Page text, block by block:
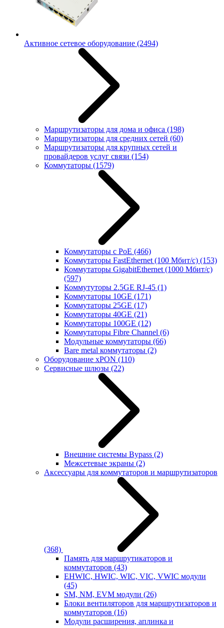
Активное сетевое оборудование (2494)
Маршрутизаторы для дома и офиса (198)
Маршрутизаторы для средних сетей (60)
Маршрутизаторы для крупных сетей и
провайдеров услуг связи (154)
Коммутаторы (1579)
Коммутаторы с PoE (466)
Коммутаторы FastEthernet (100 Мбит/с) (153)
Коммутаторы GigabitEthernet (1000 Мбит/с)
(597)
Коммутуторы 2.5GE RJ-45 (1)
Коммутаторы 10GE (171)
Коммутаторы 25GE (17)
Коммутаторы 40GE (21)
Коммутаторы 100GE (12)
Коммутаторы Fibre Channel (6)
Модульные коммутаторы (66)
Bare metal коммутаторы (2)
Оборудование xPON (110)
Сервисные шлюзы (22)
Внешние системы Bypass (2)
Межсетевые экраны (2)
Аксессуары для коммутаторов и маршрутизаторов
(368)
Память для маршрутикаторов и
коммутаторов (43)
EHWIC, HWIC, WIC, VIC, VWIC модули
(45)
SM, NM, EVM модули (26)
Блоки вентиляторов для маршрутизаторов и
коммутаторов (16)
Модули расширения, аплинка и